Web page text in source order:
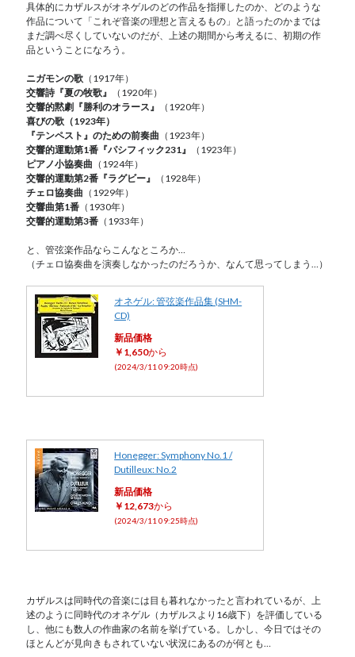
具体的にカザルスがオネゲルのどの作品を指揮したのか、どのような
作品について「これぞ音楽の理想と言えるもの」と語ったのかまでは
まだ調べ尽くしていないのだが、上述の期間から考えるに、初期の作
品ということになろう。
ニガモンの歌 （1917年）
交響詩『夏の牧歌』
（1920年）
交響的黙劇『勝利のオラース』
（1920年）
喜びの歌（1923年）
『テンペスト』のための前奏曲 （1923年）
交響的運動第1番『パシフィック231』
（1923年）
ピアノ小協奏曲 （1924年）
交響的運動第2番『ラグビー』
（1928年）
チェロ協奏曲 （1929年）
交響曲第1番 （1930年）
交響的運動第3番 （1933年）
と、管弦楽作品ならこんなところか…
（チェロ協奏曲を演奏しなかったのだろうか、なんて思ってしまう…）
オネゲル: 管弦楽作品集 (SHM-
CD)
新品価格
￥1,650から
(2024/3/11 09:20時点)
Honegger: Symphony No.1 /
Dutilleux: No.2
新品価格
￥12,673から
(2024/3/11 09:25時点)
カザルスは同時代の音楽には目も暮れなかったと言われているが、上
述のように同時代のオネゲル（カザルスより16歳下）を評価している
し、他にも数人の作曲家の名前を挙げている。しかし、今日ではその
ほとんどが見向きもされていない状況にあるのが何とも…